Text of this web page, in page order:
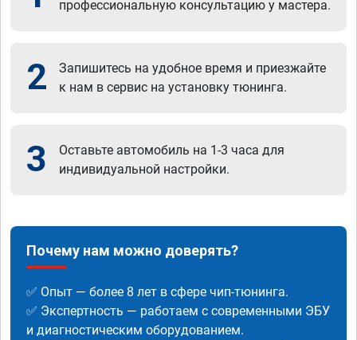
профессиональную консультацию у мастера.
2
Запишитесь на удобное время и приезжайте
к нам в сервис на установку тюнинга.
3
Оставьте автомобиль на 1-3 часа для
индивидуальной настройки.
Почему нам можно доверять?
✅ Опыт — более 8 лет в сфере чип-тюнинга.
✅ Экспертность — работаем с современными ЭБУ
и диагностическим оборудованием.